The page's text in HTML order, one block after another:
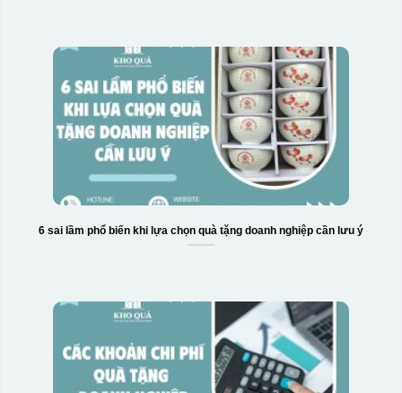
6 sai lầm phổ biến khi lựa chọn quà tặng doanh nghiệp cần lưu ý